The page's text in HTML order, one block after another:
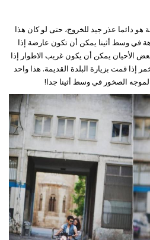
هو دائما عذر جيد للخروج، حتى لو كان هذا
في وسط أثينا يمكن أن تكون عارضة إذا
الأحيان يمكن أن يكون غريب الاطوار إذا
قمت بزيارة البلدة القديمة. هذا واحد
الموجه الصخور في وسط أثينا جدا!